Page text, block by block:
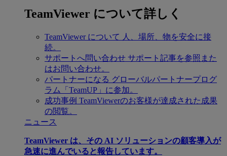
TeamViewer について詳しく
TeamViewer について 人、場所、物を安全に接
続。
サポートへ問い合わせ サポート記事を参照また
はお問い合わせ。
パートナーになる グローバルパートナープログ
ラム「TeamUP」に参加。
成功事例 TeamViewerのお客様が達成された成果
の閲覧。
ニュース
TeamViewer は、その AI ソリューションの顧客導入が
急速に進んでいると報告しています。